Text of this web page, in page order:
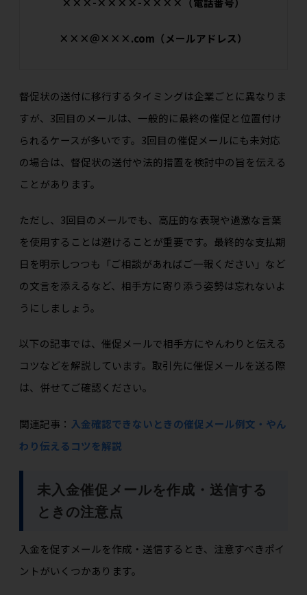
×××＠×××.com（メールアドレス）
督促状の送付に移行するタイミングは企業ごとに異なりま
すが、3回目のメールは、一般的に最終の催促と位置付け
られるケースが多いです。3回目の催促メールにも未対応
の場合は、督促状の送付や法的措置を検討中の旨を伝える
ことがあります。
ただし、3回目のメールでも、高圧的な表現や過激な言葉
を使用することは避けることが重要です。最終的な支払期
日を明示しつつも「ご相談があればご一報ください」など
の文言を添えるなど、相手方に寄り添う姿勢は忘れないよ
うにしましょう。
以下の記事では、催促メールで相手方にやんわりと伝える
コツなどを解説しています。取引先に催促メールを送る際
は、併せてご確認ください。
関連記事： 入金確認できないときの催促メール例文・やん
わり伝えるコツを解説
未入金催促メールを作成・送信する
ときの注意点
入金を促すメールを作成・送信するとき、注意すべきポイ
ントがいくつかあります。